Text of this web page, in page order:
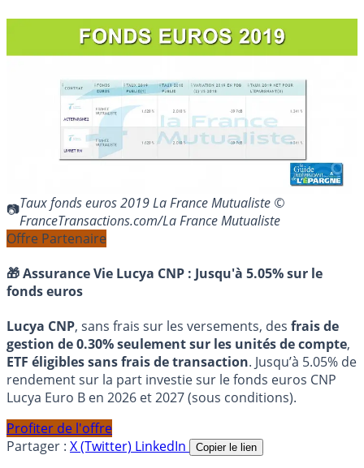
Taux fonds euros 2019 La France Mutualiste ©
FranceTransactions.com/La France Mutualiste
Offre Partenaire
🎁 Assurance Vie Lucya CNP : Jusqu'à 5.05% sur le
fonds euros
Lucya CNP, sans frais sur les versements, des frais de
gestion de 0.30% seulement sur les unités de compte,
ETF éligibles sans frais de transaction. Jusqu’à 5.05% de
rendement sur la part investie sur le fonds euros CNP
Lucya Euro B en 2026 et 2027 (sous conditions).
Profiter de l'offre
Partager : X (Twitter) LinkedIn Copier le lien